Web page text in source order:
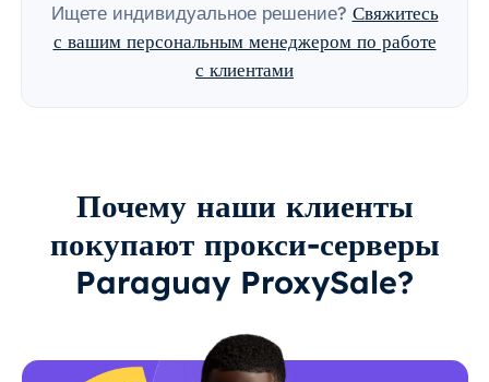
Ищете индивидуальное решение? Свяжитесь
с вашим персональным менеджером по работе
с клиентами
Почему наши клиенты
покупают прокси-серверы
Paraguay ProxySale?